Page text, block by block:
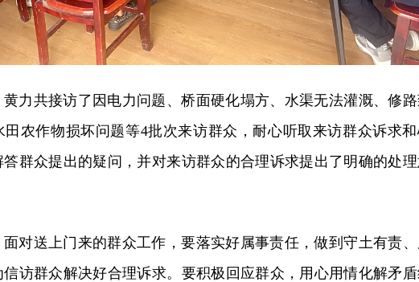
力共接访了因电力问题、桥面硬化塌方、水渠无法灌溉、修
田农作物损坏问题等4批次来访群众，耐心听取来访群众诉求
群众提出的疑问，并对来访群众的合理诉求提出了明确的处
对送上门来的群众工作，要落实好属事责任，做到守土有责
访群众解决好合理诉求。要积极回应群众，用心用情化解矛